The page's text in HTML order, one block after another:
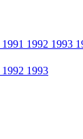
1991 1992 1993
1992 1993